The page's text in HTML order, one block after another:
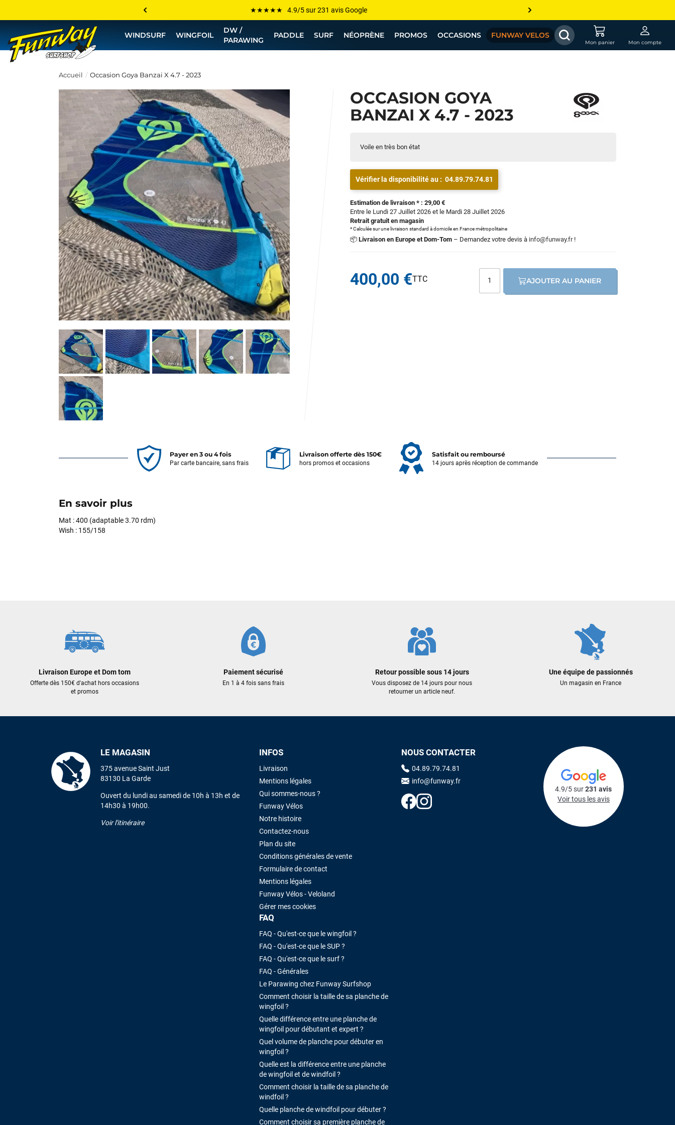
Les plus grandes marques sont chez Funway
💰 Meilleur prix garanti — Moins cher ailleurs ? On s’aligne !
WINDSURF WINGFOIL
DW /
PARAWING
PADDLE SURF NÉOPRÈNE PROMOS OCCASIONS FUNWAY VELOS
Mon panier Mon compte
Accueil Occasion Goya Banzai X 4.7 - 2023
OCCASION GOYA
BANZAI X 4.7 - 2023
Voile en très bon état
Vérifier la disponibilité au : 04.89.79.74.81
Estimation de livraison * : 29,00 €
Entre le Lundi 27 Juillet 2026 et le Mardi 28 Juillet 2026
Retrait gratuit en magasin
* Calculée sur une livraison standard à domicile en France métropolitaine
📦 Livraison en Europe et Dom-Tom – Demandez votre devis à info@funway.fr!
400,00 € AJOUTER AU PANIER
Payer en 3 ou 4 fois
Par carte bancaire, sans frais
Livraison offerte dès 150€
hors promos et occasions
Satisfait ou remboursé
14 jours après réception de commande
En savoir plus
Mat : 400 (adaptable 3.70 rdm)
Wish : 155/158
Livraison Europe et Dom tom
Offerte dès 150€ d'achat hors occasions
et promos
Paiement sécurisé
En 1 à 4 fois sans frais
Retour possible sous 14 jours
Vous disposez de 14 jours pour nous
retourner un article neuf.
Une équipe de passionnés
Un magasin en France
LE MAGASIN
375 avenue Saint Just
83130 La Garde
Ouvert du lundi au samedi de 10h à 13h et de
14h30 à 19h00.
Voir l'itinéraire
INFOS
Livraison
Mentions légales
Qui sommes-nous ?
Funway Vélos
Notre histoire
Contactez-nous
Plan du site
Conditions générales de vente
Formulaire de contact
Mentions légales
Funway Vélos - Veloland
Gérer mes cookies
FAQ
FAQ - Qu'est-ce que le wingfoil ?
FAQ - Qu'est-ce que le SUP ?
FAQ - Qu'est-ce que le surf ?
FAQ - Générales
Le Parawing chez Funway Surfshop
Comment choisir la taille de sa planche de
wingfoil ?
Quelle différence entre une planche de
wingfoil pour débutant et expert ?
Quel volume de planche pour débuter en
wingfoil ?
Quelle est la différence entre une planche
de wingfoil et de windfoil ?
Comment choisir la taille de sa planche de
windfoil ?
Quelle planche de windfoil pour débuter ?
Comment choisir sa première planche de
NOUS CONTACTER
04.89.79.74.81
info@funway.fr
4.9/5 sur231 avis
Voir tous les avis
Cela faisait 6 mois que je galérais à remplacer ma board eux m'ont
trouvé une pépite à laquelle je n'aurais jamais pensé ! Excellent conseil
excellent prix et en plus super sympas. Merci encore pour cette severne
dyno !